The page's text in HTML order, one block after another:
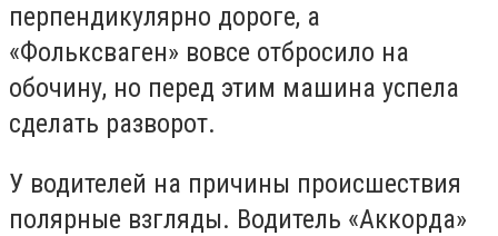
перпендикулярно дороге, а
«Фольксваген» вовсе отбросило на
обочину, но перед этим машина успела
сделать разворот.
У водителей на причины происшествия
полярные взгляды. Водитель «Аккорда»